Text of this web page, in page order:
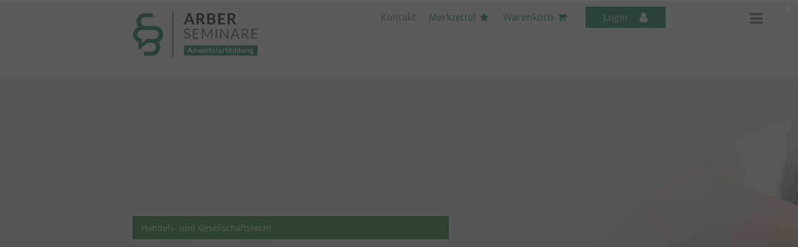
Kontakt Merkzettel Warenkorb Login
Handels- und Gesellschaftsrecht